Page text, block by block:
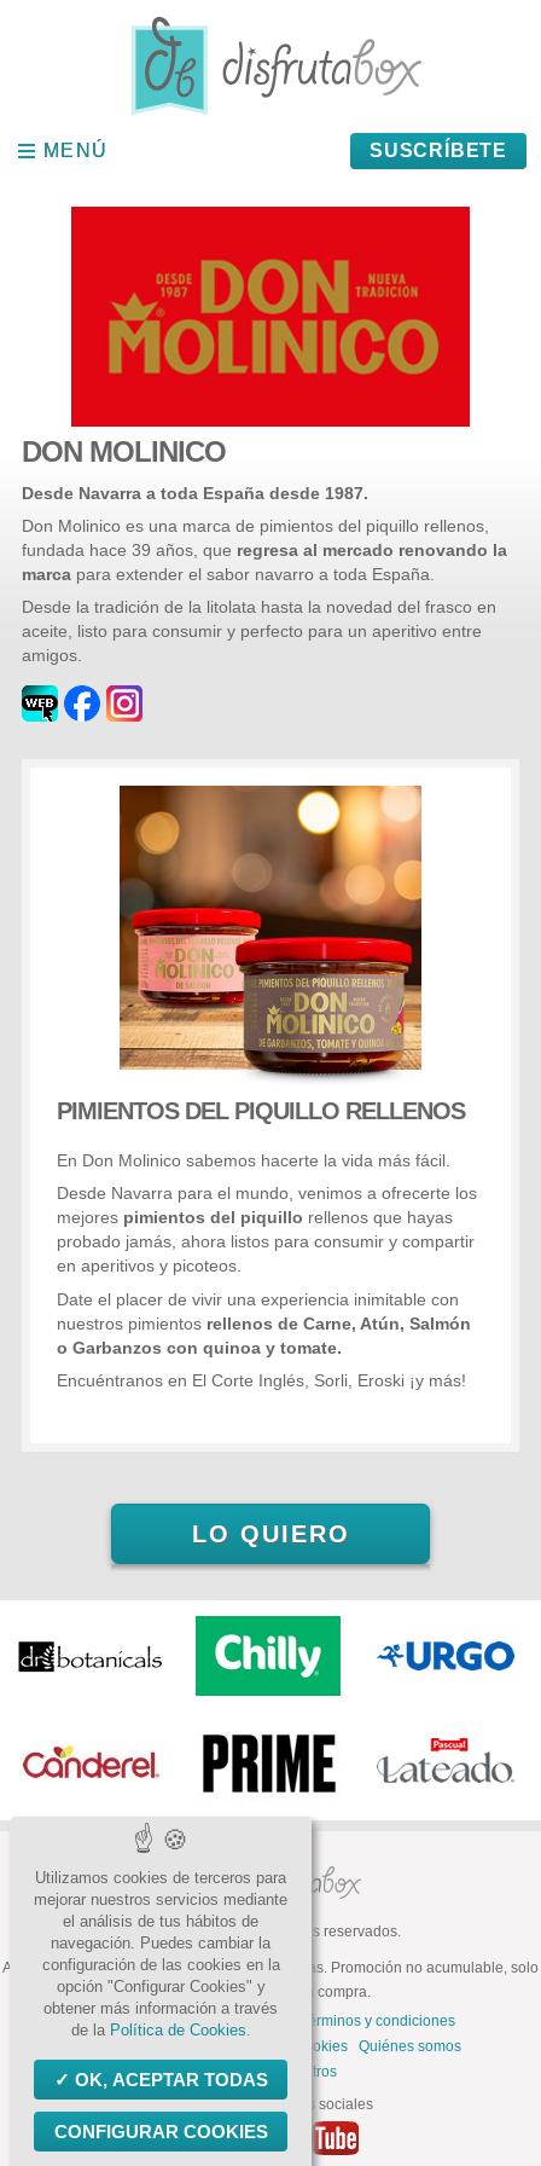
MENÚ
MENÚ SUSCRÍBETE
DON MOLINICO
Desde Navarra a toda España desde 1987.
Don Molinico es una marca de pimientos del piquillo rellenos,
fundada hace 39 años, que regresa al mercado renovando la
marca para extender el sabor navarro a toda España.​
Desde la tradición de la litolata hasta la novedad del frasco en
aceite, listo para consumir y perfecto para un aperitivo entre
amigos.
PIMIENTOS DEL PIQUILLO RELLENOS
En Don Molinico sabemos hacerte la vida más fácil.
Desde Navarra para el mundo, venimos a ofrecerte los
mejores pimientos del piquillo rellenos que hayas
probado jamás, ahora listos para consumir y compartir
en aperitivos y picoteos.
Date el placer de vivir una experiencia inimitable con
nuestros pimientos rellenos de Carne, Atún, Salmón
o Garbanzos con quinoa y tomate.
Encuéntranos en El Corte Inglés, Sorli, Eroski ¡y más!
LO QUIERO
© 2026 Todos los derechos reservados.
ATENCIÓN: Oferta válida hasta fin de existencias. Promoción no acumulable, solo
válida para la primera compra.
Preguntas frecuentes
Términos y condiciones
Política de cookies
Quiénes somos
Trabaja con nosotros
Síguenos en las redes sociales
Utilizamos cookies de terceros para
mejorar nuestros servicios mediante
el análisis de tus hábitos de
navegación. Puedes cambiar la
configuración de las cookies en la
opción "Configurar Cookies" y
obtener más información a través
de la Política de Cookies.
OK, ACEPTAR TODAS
CONFIGURAR COOKIES